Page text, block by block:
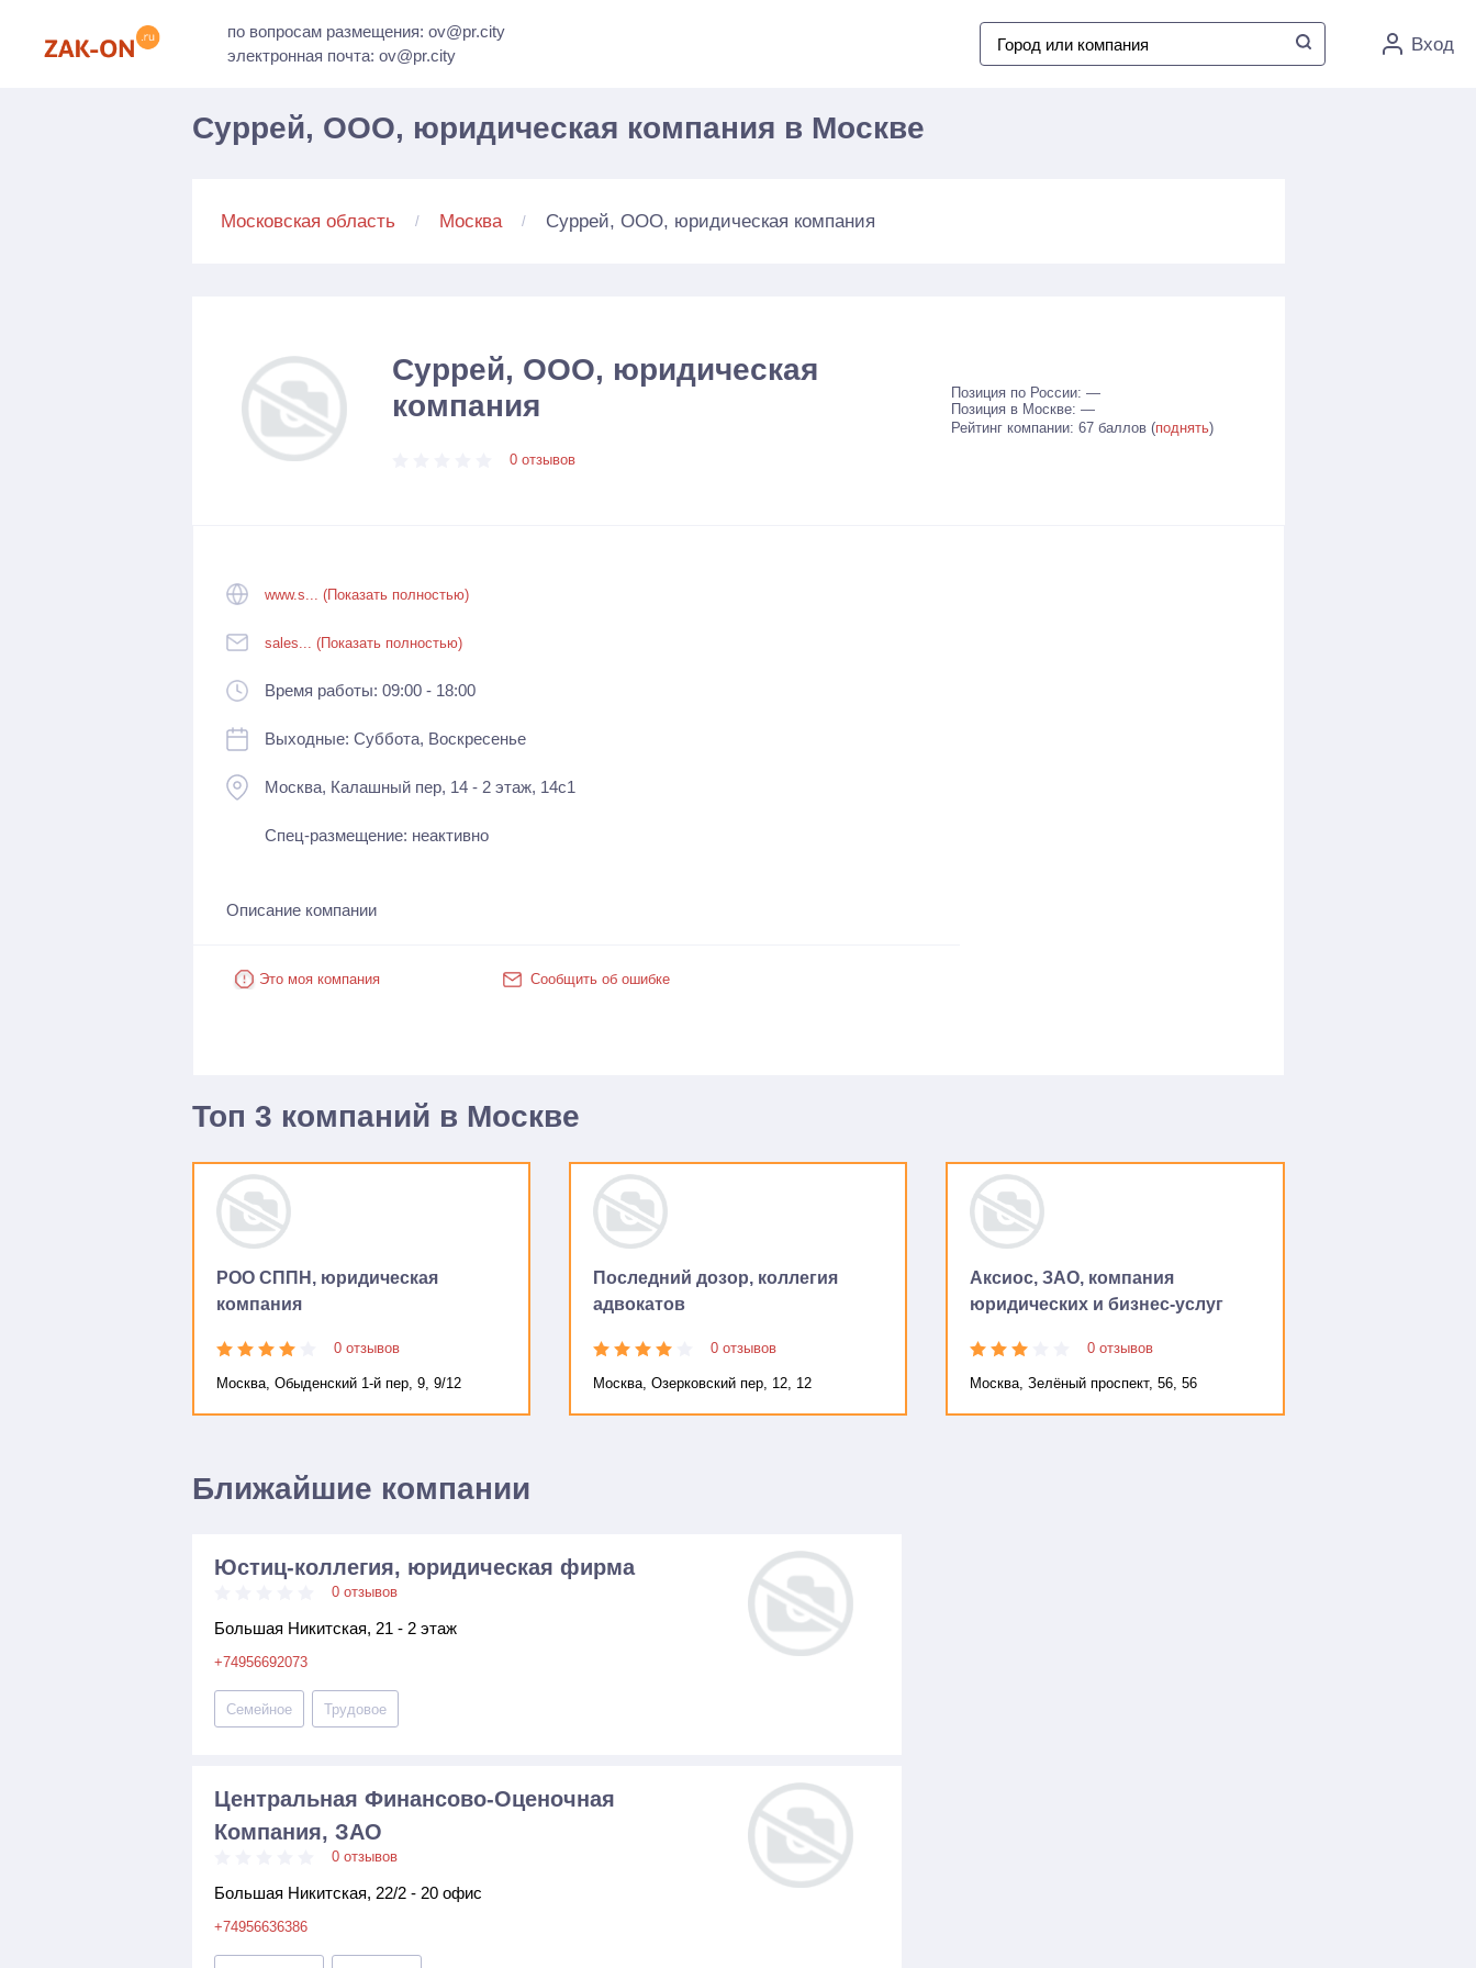
по вопросам размещения: ov@pr.city
электронная почта: ov@pr.city
Вход
Суррей, ООО, юридическая компания в Москве
Московская область Москва Суррей, ООО, юридическая компания
Суррей, ООО, юридическая
компания
0 отзывов
Позиция по России: —
Позиция в Москве: —
Рейтинг компании: 67 баллов (поднять)
www.s... (Показать полностью)
sales... (Показать полностью)
Время работы: 09:00 - 18:00
Выходные: Суббота, Воскресенье
Москва, Калашный пер, 14 - 2 этаж, 14с1
Спец-размещение: неактивно
Описание компании
Это моя компания Сообщить об ошибке
Топ 3 компаний в Москве
РОО СППН, юридическая
компания
0 отзывов
Москва, Обыденский 1-й пер, 9, 9/12
Последний дозор, коллегия
адвокатов
0 отзывов
Москва, Озерковский пер, 12, 12
Аксиос, ЗАО, компания
юридических и бизнес-услуг
0 отзывов
Москва, Зелёный проспект, 56, 56
Ближайшие компании
Юстиц-коллегия, юридическая фирма
0 отзывов
Большая Никитская, 21 - 2 этаж
+74956692073
Семейное Трудовое
Центральная Финансово-Оценочная
Компания, ЗАО
0 отзывов
Большая Никитская, 22/2 - 20 офис
+74956636386